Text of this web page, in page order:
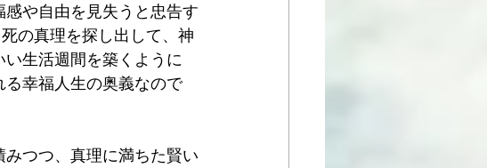
や自由を見失うと忠告す
の真理を探し出して、神
生活週間を築くように
幸福人生の奥義なので
つつ、真理に満ちた賢い